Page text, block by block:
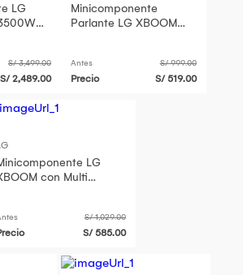
LG
S/ 3,499.00
S/ 2,489.00
Minicomponente
Parlante LG XBOOM
Antes S/ 999.00
Precio S/ 519.00
LG
con Multi
S/ 1,029.00
S/ 585.00